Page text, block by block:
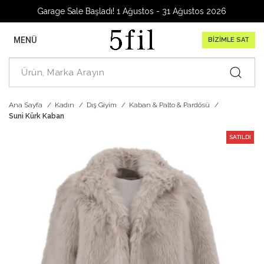
Garage Sale Başladı! 1 Ağustos - 31 Ağustos 2026
MENÜ BİZİMLE SAT
Ana Sayfa Kadın Dış Giyim
Kaban & Palto & Pardösü
Suni Kürk Kaban
SATILDI